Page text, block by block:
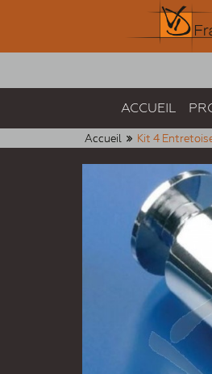
ACCUEIL
Accueil Kit 4